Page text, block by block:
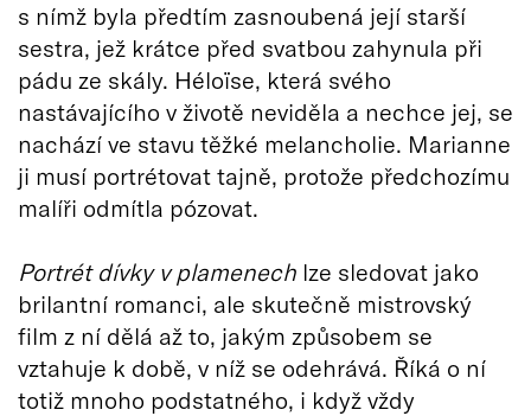
s nímž byla předtím zasnoubená její starší
sestra, jež krátce před svatbou zahynula při
pádu ze skály. Héloïse, která svého
nastávajícího v životě neviděla a nechce jej, se
nachází ve stavu těžké melancholie. Marianne
ji musí portrétovat tajně, protože předchozímu
malíři odmítla pózovat.
Portrét dívky v plamenech lze sledovat jako
brilantní romanci, ale skutečně mistrovský
film z ní dělá až to, jakým způsobem se
vztahuje k době, v níž se odehrává. Říká o ní
totiž mnoho podstatného, i když vždy